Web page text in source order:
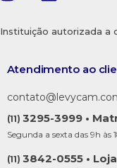
Instituição autorizada a
Atendimento ao
(11) 3295-3999 •
Segunda a sexta das 9h às
(11) 3842-0555 •